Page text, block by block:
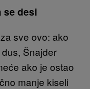
se desi
sve ovo: ako
Šnajder
ako je ostao
manje kiseli